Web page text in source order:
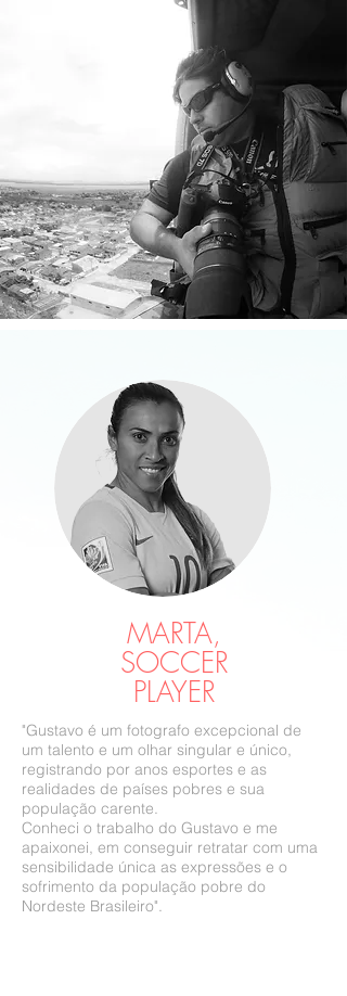
MARTA,
SOCCER
PLAYER
"Gustavo é um fotografo excepcional de
um talento e um olhar singular e único,
registrando por anos esportes e as
realidades de países pobres e sua
população carente.
Conheci o trabalho do Gustavo e me
apaixonei, em conseguir retratar com uma
sensibilidade única as expressões e o
sofrimento da população pobre do
Nordeste Brasileiro".